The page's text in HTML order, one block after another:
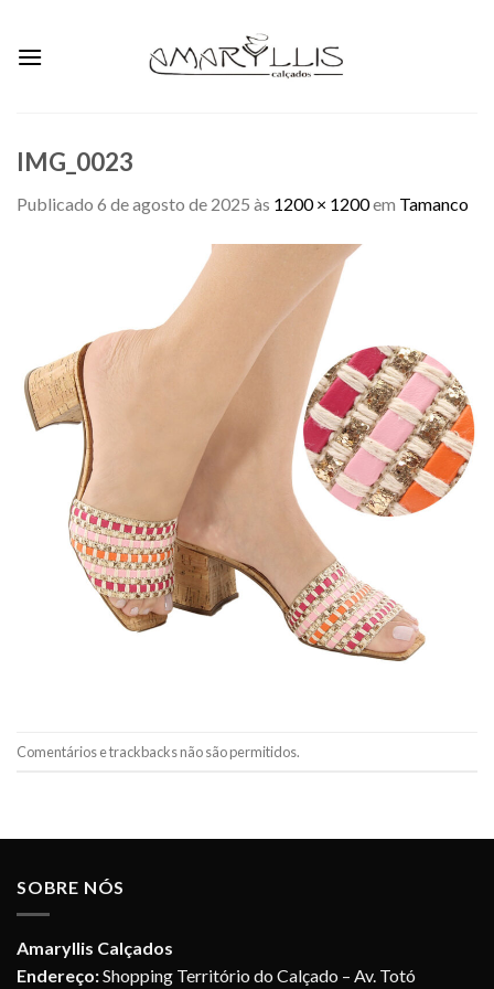
content
IMG_0023
Publicado 6 de agosto de 2025 às 1200 × 1200em Tamanco
Comentários e trackbacks não são permitidos.
SOBRE NÓS
Amaryllis Calçados
Endereço:Shopping Território do Calçado – Av. Totó